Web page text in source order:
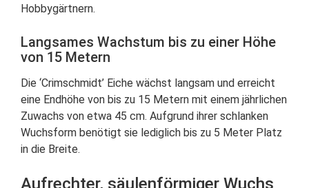
Hobbygärtnern.
Langsames Wachstum bis zu einer Höhe
von 15 Metern
Die ‘Crimschmidt’ Eiche wächst langsam und erreicht
eine Endhöhe von bis zu 15 Metern mit einem jährlichen
Zuwachs von etwa 45 cm. Aufgrund ihrer schlanken
Wuchsform benötigt sie lediglich bis zu 5 Meter Platz
in die Breite.
Aufrechter, säulenförmiger Wuchs